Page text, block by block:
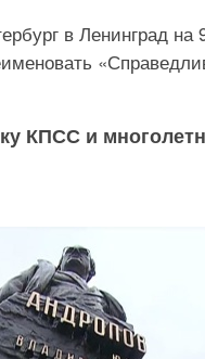
в Ленинград
КПСС и